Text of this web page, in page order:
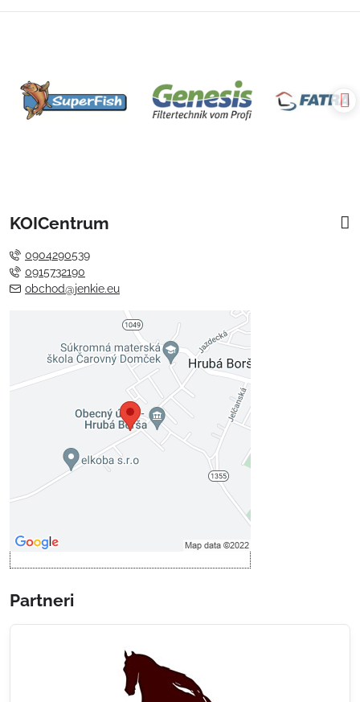
KOICentrum
0904290539
0915732190
obchod@jenkie.eu
Externý obsah je blokovaný
Voľbami súkromia
Prajete si načítať externý obsah?
Povoliť tentokrát
Povoliť a zapamätať - súhlas s
Partneri